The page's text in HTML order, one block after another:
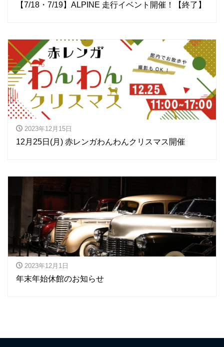
【7/18・7/19】ALPINE 走行イベント開催！【終了】
2023年12月15日
12月25日(月) 赤レンガわんわんクリスマス開催
2023年12月1日
年末年始休館のお知らせ